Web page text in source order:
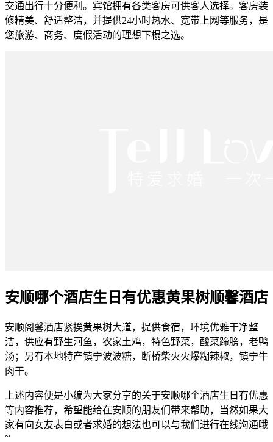
交通出行十分便利。宾馆拥有各类客房可供客人选择。客房装
修精美、舒适整洁，并提供24小时热水、宽带上网等服务，是
您旅游、商务、度假活动的理想下榻之选。
安顺哪个酒店生日有优惠黄果树顺馨酒店
安顺阁馨酒店紧挨黄果树大道，提供食宿，环境优雅干净整
洁，供应有野生河鱼，农家土鸡，特色野菜，酸菜蹄膀，老鸭
汤；另有本地特产镇宁波波糖，断桥柴火火爆糊辣椒，镇宁牛
肉干。
上述内容便是小编为大家分享的关于安顺哪个酒店生日有优惠
等内容推荐，希望能给在安顺的朋友们带来帮助，当然如果大
家有向女友表白或者求婚的想法也可以与我们进行在线沟通哦
~